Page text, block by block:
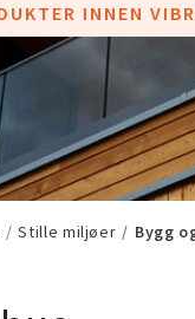
INNEN
Stille miljøer Bygg